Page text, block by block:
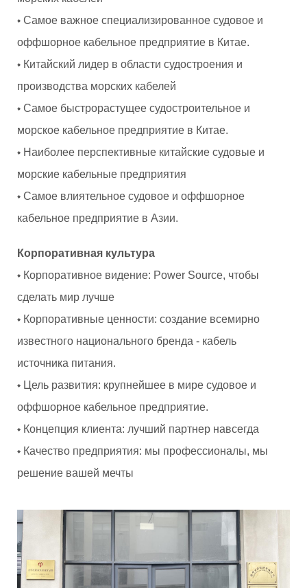
◆ Самое важное специализированное судовое и
оффшорное кабельное предприятие в Китае.
◆ Китайский лидер в области судостроения и
производства морских кабелей
◆ Самое быстрорастущее судостроительное и
морское кабельное предприятие в Китае.
◆ Наиболее перспективные китайские судовые и
морские кабельные предприятия
◆ Самое влиятельное судовое и оффшорное
кабельное предприятие в Азии.
Корпоративная культура
◆ Корпоративное видение: Power Source, чтобы
сделать мир лучше
◆ Корпоративные ценности: создание всемирно
известного национального бренда - кабель
источника питания.
◆ Цель развития: крупнейшее в мире судовое и
оффшорное кабельное предприятие.
◆ Концепция клиента: лучший партнер навсегда
◆ Качество предприятия: мы профессионалы, мы
решение вашей мечты